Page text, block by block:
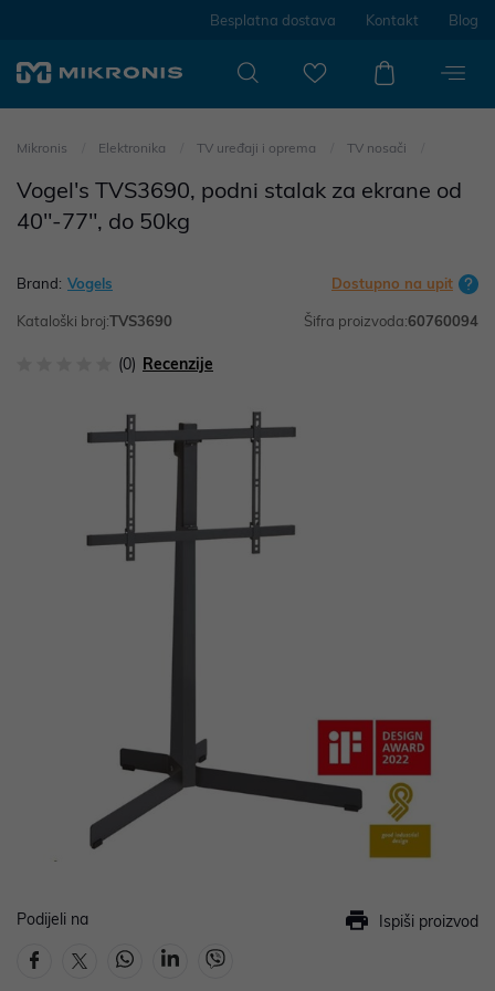
Besplatna dostava Kontakt Blog
Mikronis Elektronika TV uređaji i oprema TV nosači
Vogel's TVS3690, podni stalak za ekrane od
40"-77", do 50kg
Brand: Vogels Dostupno na upit
Kataloški broj:TVS3690 Šifra proizvoda:60760094
(0) Recenzije
Podijeli na Ispiši proizvod